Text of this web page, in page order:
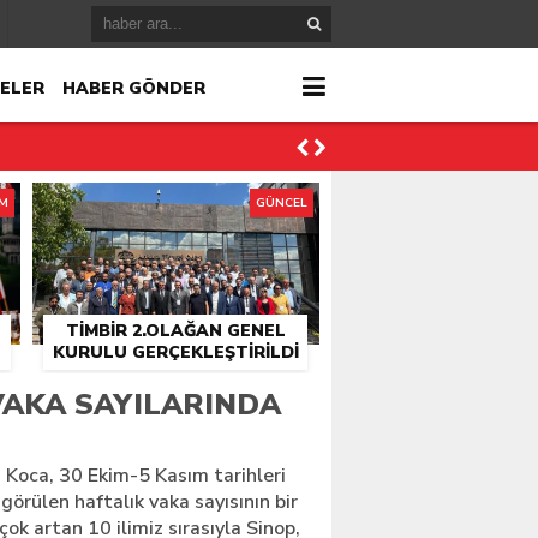
HABER GÖNDER
TİMBİR 2.OLAĞAN GENEL
KURULU GERÇEKLEŞTIRILDI
GÜNCEL
SAYILARINDA
30 Ekim-5 Kasım tarihleri
haftalık vaka sayısının bir
artan 10 ilimiz sırasıyla Sinop,